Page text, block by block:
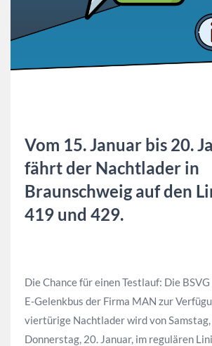
Vom 15. Januar bis 20.
fährt der Nachtlader in
Braunschweig auf den
419 und 429.
Die Chance für einen Testlauf: Die
E-Gelenkbus der Firma MAN zur
viertürige Nachtlader wird von Samstag,
Donnerstag, 20. Januar, im regulären